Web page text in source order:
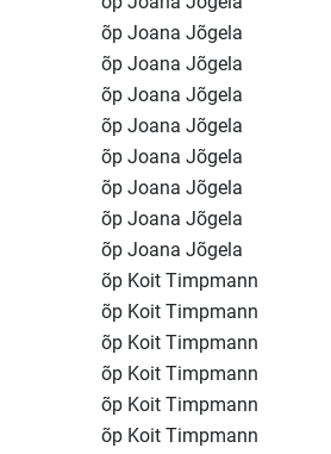
õp Joana Jõgela
õp Joana Jõgela
õp Joana Jõgela
õp Joana Jõgela
õp Joana Jõgela
õp Joana Jõgela
õp Joana Jõgela
õp Joana Jõgela
õp Koit Timpmann
õp Koit Timpmann
õp Koit Timpmann
õp Koit Timpmann
õp Koit Timpmann
õp Koit Timpmann